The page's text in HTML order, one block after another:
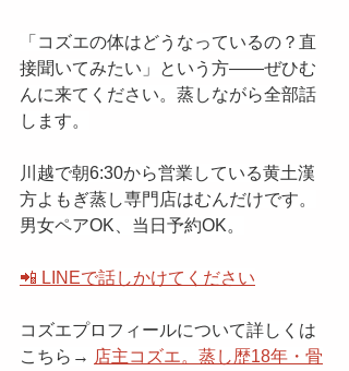
「コズエの体はどうなっているの？直
接聞いてみたい」という方——ぜひむ
んに来てください。蒸しながら全部話
します。
川越で朝6:30から営業している黄土漢
方よもぎ蒸し専門店はむんだけです。
男女ペアOK、当日予約OK。
📲 LINEで話しかけてください
コズエプロフィールについて詳しくは
こちら→ 店主コズエ。蒸し歴18年・骨